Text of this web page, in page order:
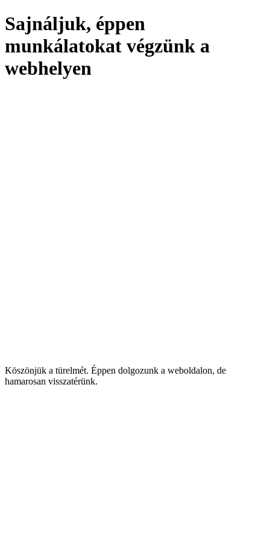
Sajnáljuk, éppen
munkálatokat végzünk a
webhelyen
Köszönjük a türelmét. Éppen dolgozunk a weboldalon, de
hamarosan visszatérünk.